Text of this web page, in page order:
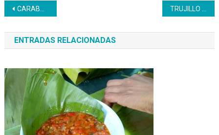
Navegación
de
entradas
CARABOBO | El Inces y la Unidad Educativa Hipólito Cisneros recuperan espacios educativos
ENTRADAS RELACIONADAS